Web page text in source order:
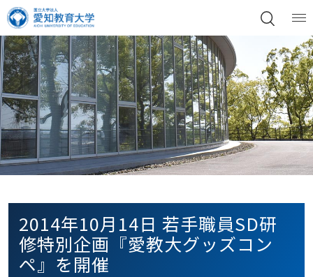
2014年10月14日 若手職員SD研
修特別企画『愛教大グッズコン
ペ』を開催